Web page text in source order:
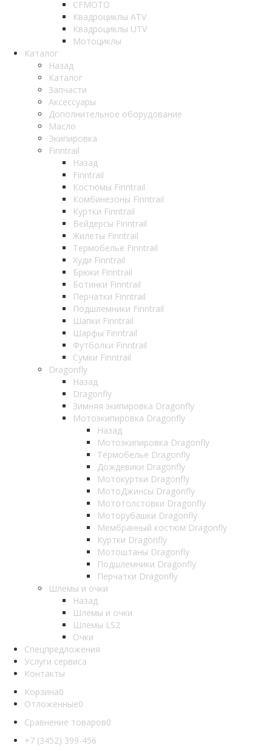
CFMOTO
Квадроциклы ATV
Квадроциклы UTV
Мотоциклы
Каталог
Назад
Каталог
Запчасти
Аксессуары
Дополнительное оборудование
Масло
Экипировка
Finntrail
Назад
Finntrail
Костюмы Finntrail
Комбинезоны Finntrail
Куртки Finntrail
Вейдерсы Finntrail
Жилеты Finntrail
Термобелье Finntrail
Худи Finntrail
Брюки Finntrail
Ботинки Finntrail
Перчатки Finntrail
Подшлемники Finntrail
Шапки Finntrail
Шарфы Finntrail
Футболки Finntrail
Сумки Finntrail
Dragonfly
Назад
Dragonfly
Зимняя экипировка Dragonfly
Мотоэкипировка Dragonfly
Назад
Мотоэкипировка Dragonfly
Термобелье Dragonfly
Дождевики Dragonfly
Мотокуртки Dragonfly
МотоДжинсы Dragonfly
Мототолстовки Dragonfly
Моторубашки Dragonfly
Мембранный костюм Dragonfly
Куртки Dragonfly
Мотоштаны Dragonfly
Подшлемники Dragonfly
Перчатки Dragonfly
Шлемы и очки
Назад
Шлемы и очки
Шлемы LS2
Очки
Спецпредложения
Услуги сервиса
Контакты
Корзина0
Отложенные0
Сравнение товаров0
+7 (3452) 399-456